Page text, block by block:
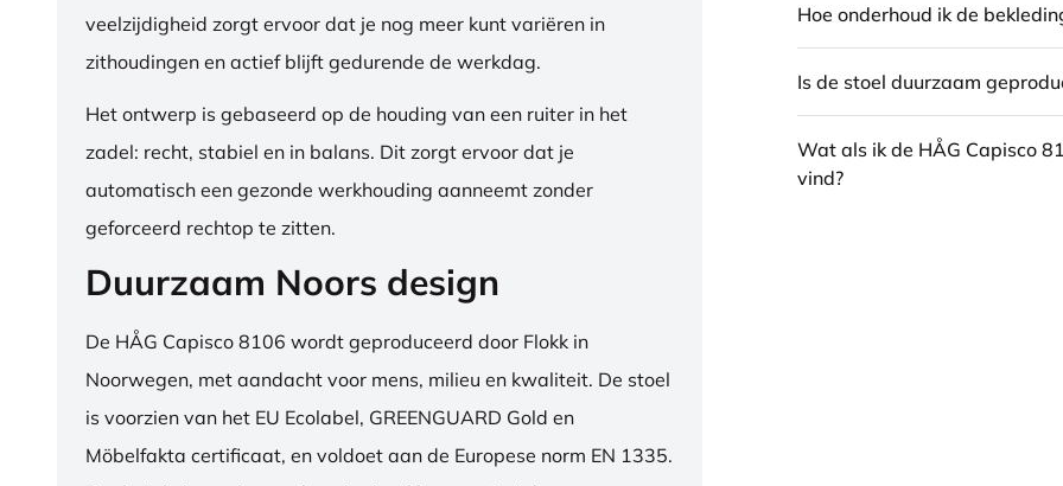
veelzijdigheid zorgt ervoor dat je nog meer kunt variëren in
zithoudingen en actief blijft gedurende de werkdag.
Het ontwerp is gebaseerd op de houding van een ruiter in het
zadel: recht, stabiel en in balans. Dit zorgt ervoor dat je
automatisch een gezonde werkhouding aanneemt zonder
geforceerd rechtop te zitten.
Duurzaam Noors design
De HÅG Capisco 8106 wordt geproduceerd door Flokk in
Noorwegen, met aandacht voor mens, milieu en kwaliteit. De stoel
is voorzien van het EU Ecolabel, GREENGUARD Gold en
Möbelfakta certificaat, en voldoet aan de Europese norm EN 1335.
Hoe onderhoud ik de
Is de stoel duurzaam
Wat als ik de HÅG Capisco
vind?